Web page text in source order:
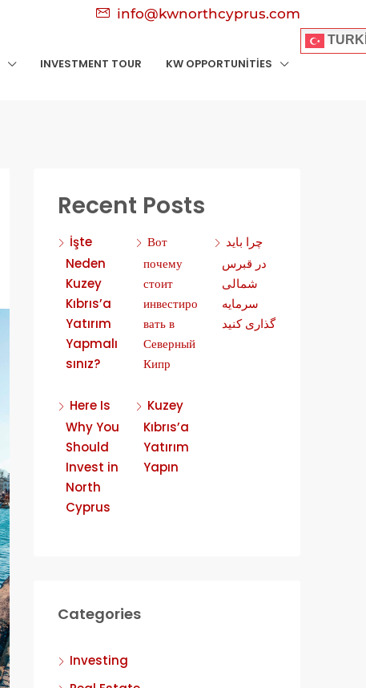
info@kwnorthcyprus.com
INVESTMENT TOUR KW OPPORTUNITIES
Recent Posts
İşte
Neden
Kuzey
Kıbrıs’a
Yatırım
Yapmalı
sınız?
Вот
почему
стоит
инвестиро
вать в
Северный
Кипр
چرا باید
در قبرس
شمالی
سرمایه
گذاری کنید
Here Is
Why You
Should
Invest in
North
Cyprus
Kuzey
Kıbrıs’a
Yatırım
Yapın
Categories
Investing